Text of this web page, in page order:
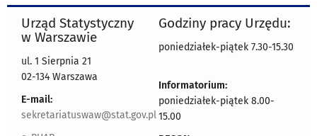
Urząd Statystyczny
w Warszawie
ul. 1 Sierpnia 21
02-134 Warszawa
E-mail:
sekretariatuswaw@stat.gov.pl
Godziny pracy Urzędu:
poniedziałek-piątek 7.30-15.30
Informatorium:
poniedziałek-piątek 8.00-
15.00